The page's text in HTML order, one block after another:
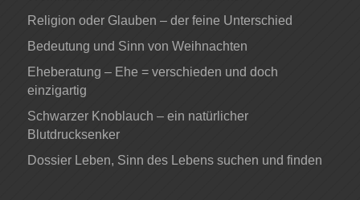
Religion oder Glauben – der feine Unterschied
Bedeutung und Sinn von Weihnachten
Eheberatung – Ehe = verschieden und doch
einzigartig
Schwarzer Knoblauch – ein natürlicher
Blutdrucksenker
Dossier Leben, Sinn des Lebens suchen und finden